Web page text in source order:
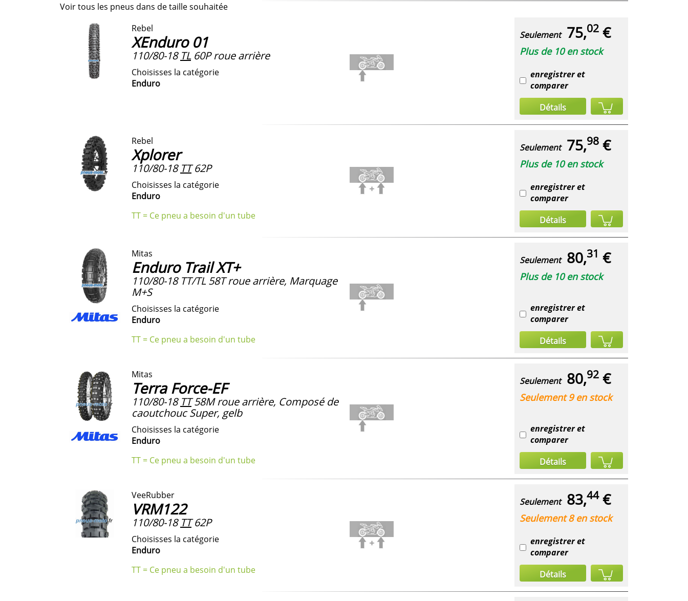
Voir tous les pneus dans de taille souhaitée
Rebel
XEnduro 01
110/80-18 TL60P roue arrière
Choisisses la catégorie
Enduro
Seulement 75,02 €
Plus de 10 en stock
enregistrer et
comparer
Détails
Rebel
Xplorer
110/80-18 TT62P
Choisisses la catégorie
Enduro
TT = Ce pneu a besoin d'un tube
Seulement 75,98 €
Plus de 10 en stock
enregistrer et
comparer
Détails
Mitas
Enduro Trail XT+
110/80-18 TT/TL 58T roue arrière, Marquage
M+S
Choisisses la catégorie
Enduro
TT = Ce pneu a besoin d'un tube
Seulement 80,31 €
Plus de 10 en stock
enregistrer et
comparer
Détails
Mitas
Terra Force-EF
110/80-18 TT58M roue arrière, Composé de
caoutchouc Super, gelb
Choisisses la catégorie
Enduro
TT = Ce pneu a besoin d'un tube
Seulement 80,92 €
Seulement 9 en stock
enregistrer et
comparer
Détails
VeeRubber
VRM122
110/80-18 TT62P
Choisisses la catégorie
Enduro
TT = Ce pneu a besoin d'un tube
Seulement 83,44€
Seulement 8 en stock
enregistrer et
comparer
Détails